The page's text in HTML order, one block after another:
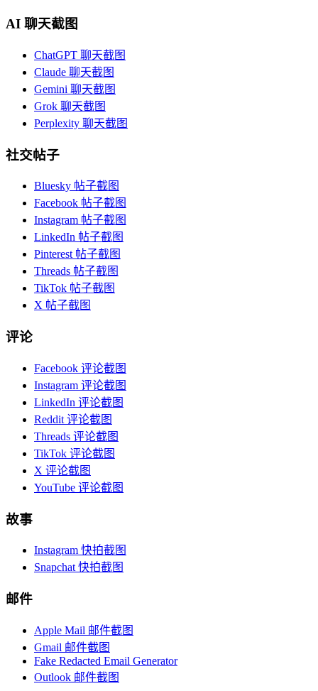
AI 聊天截图
ChatGPT 聊天截图
Claude 聊天截图
Gemini 聊天截图
Grok 聊天截图
Perplexity 聊天截图
社交帖子
Bluesky 帖子截图
Facebook 帖子截图
Instagram 帖子截图
LinkedIn 帖子截图
Pinterest 帖子截图
Threads 帖子截图
TikTok 帖子截图
X 帖子截图
评论
Facebook 评论截图
Instagram 评论截图
LinkedIn 评论截图
Reddit 评论截图
Threads 评论截图
TikTok 评论截图
X 评论截图
YouTube 评论截图
故事
Instagram 快拍截图
Snapchat 快拍截图
邮件
Apple Mail 邮件截图
Gmail 邮件截图
Fake Redacted Email Generator
Outlook 邮件截图